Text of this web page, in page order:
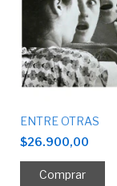
ENTRE OTRAS
$26.900,00